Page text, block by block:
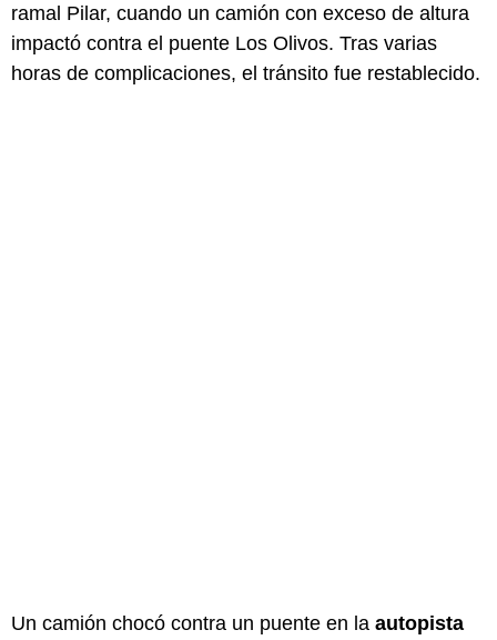
ramal Pilar, cuando un camión con exceso de altura
impactó contra el puente Los Olivos. Tras varias
horas de complicaciones, el tránsito fue restablecido.
Un camión chocó contra un puente en la autopista